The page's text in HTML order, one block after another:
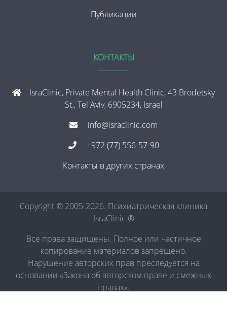
Публикации
КОНТАКТЫ
IsraClinic, Private Mental Health Clinic, 43 Brodetsky
St., Tel Aviv, 6905234, Israel
info@israclinic.com
+972 (77) 556-57-90
Контакты в других странах
Copyright © 2005-2026. Психиатрическая клиника
IsraClinic ®
Все права защищены. Полное или частичное
копирование материалов запрещено.
Нарушение авторских прав преследуется на
основании «Закона об авторском праве и смежных
правах».